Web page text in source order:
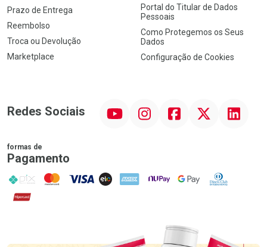
Prazo de Entrega
Reembolso
Troca ou Devolução
Marketplace
Portal do Titular de Dados
Pessoais
Como Protegemos os Seus
Dados
Configuração de Cookies
Redes Sociais InstagramFacebook Linkedin
formas de
Pagamento
PIX MasterCard
VISA ELO AMEX NuPay Google PayDiners Club
Hipercard
Promoção em Destaque